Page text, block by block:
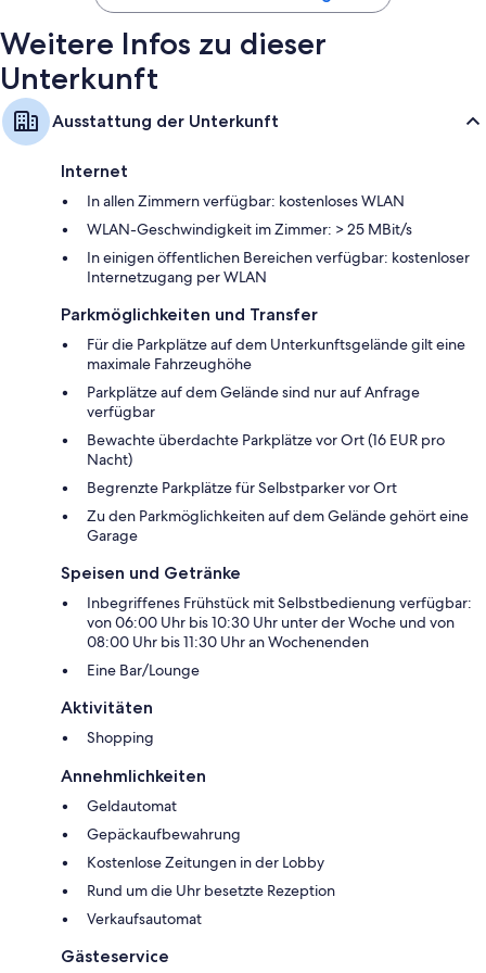
Tägliche Zimmerreinigung, Schreibtisch und Schreibtischstuhl
Weitere Infos zu dieser
Unterkunft
Ausstattung der Unterkunft
Internet
In allen Zimmern verfügbar: kostenloses WLAN
WLAN-Geschwindigkeit im Zimmer: > 25 MBit/s
In einigen öffentlichen Bereichen verfügbar: kostenloser
Internetzugang per WLAN
Parkmöglichkeiten und Transfer
Für die Parkplätze auf dem Unterkunftsgelände gilt eine
maximale Fahrzeughöhe
Parkplätze auf dem Gelände sind nur auf Anfrage
verfügbar
Bewachte überdachte Parkplätze vor Ort (16 EUR pro
Nacht)
Begrenzte Parkplätze für Selbstparker vor Ort
Zu den Parkmöglichkeiten auf dem Gelände gehört eine
Garage
Speisen und Getränke
Inbegriffenes Frühstück mit Selbstbedienung verfügbar:
von 06:00 Uhr bis 10:30 Uhr unter der Woche und von
08:00 Uhr bis 11:30 Uhr an Wochenenden
Eine Bar/Lounge
Aktivitäten
Shopping
Annehmlichkeiten
Geldautomat
Gepäckaufbewahrung
Kostenlose Zeitungen in der Lobby
Rund um die Uhr besetzte Rezeption
Verkaufsautomat
Gästeservice